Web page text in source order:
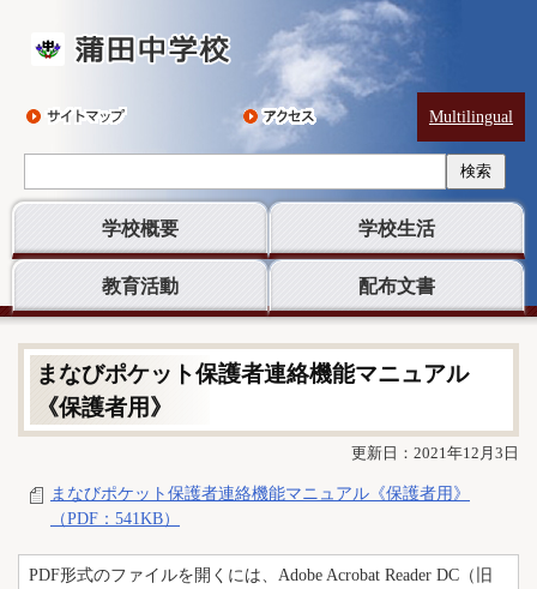
Multilingual
検索
学校概要 学校生活
教育活動 配布文書
まなびポケット保護者連絡機能マニュアル
《保護者用》
更新日：2021年12月3日
まなびポケット保護者連絡機能マニュアル《保護者用》
（PDF：541KB）
PDF形式のファイルを開くには、Adobe Acrobat Reader DC（旧